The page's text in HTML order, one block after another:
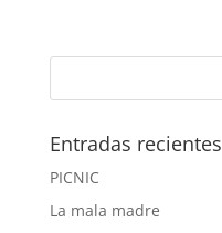
Entradas recientes
PICNIC
La mala madre